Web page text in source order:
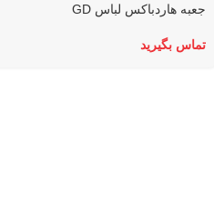
جعبه هاردباکس لباس GD
تماس بگیرید